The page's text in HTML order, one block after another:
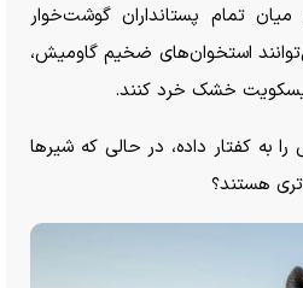
میان تمام پستانداران گوشت‌خوار
استخوان‌های ضخیم گاومیش،
بیسکویت خشک خرد کنند.
به کفتار داده، در حالی که شیر‌ها
هستند؟